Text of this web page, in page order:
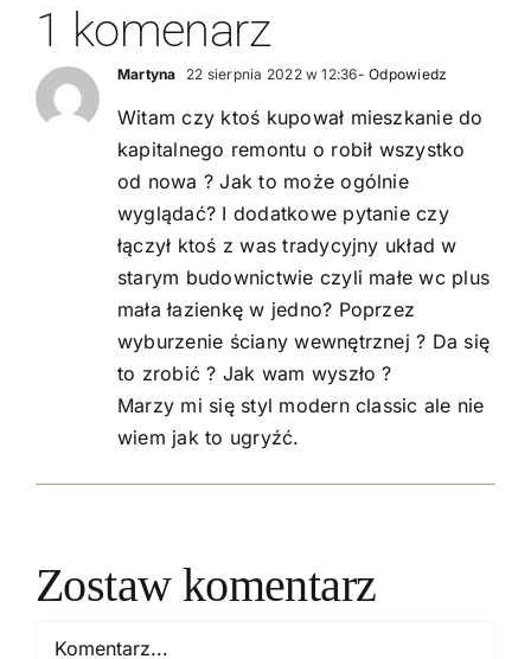
1 komenarz
Martyna 22 sierpnia 2022 w 12:36- Odpowiedz
Witam czy ktoś kupował mieszkanie do
kapitalnego remontu o robił wszystko
od nowa ? Jak to może ogólnie
wyglądać? I dodatkowe pytanie czy
łączył ktoś z was tradycyjny układ w
starym budownictwie czyli małe wc plus
mała łazienkę w jedno? Poprzez
wyburzenie ściany wewnętrznej ? Da się
to zrobić ? Jak wam wyszło ?
Marzy mi się styl modern classic ale nie
wiem jak to ugryźć.
Zostaw komentarz